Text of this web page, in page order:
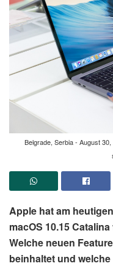
Belgrade, Serbia - August
Apple hat am
macOS 10.15
Welche neuen
beinhaltet und